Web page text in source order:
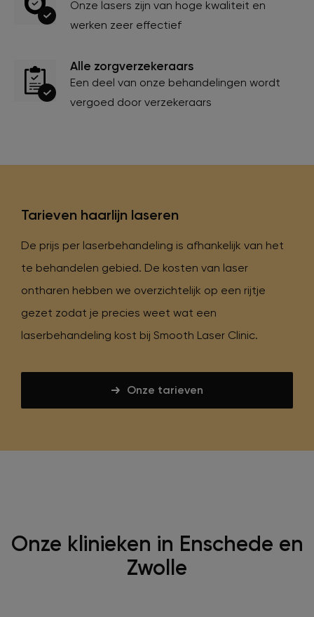
Onze lasers zijn van hoge kwaliteit en
werken zeer effectief
Alle zorgverzekeraars
Een deel van onze behandelingen wordt
vergoed door verzekeraars
Tarieven haarlijn laseren
De prijs per laserbehandeling is afhankelijk van het
te behandelen gebied. De kosten van laser
ontharen hebben we overzichtelijk op een rijtje
gezet zodat je precies weet wat een
laserbehandeling kost bij Smooth Laser Clinic.
Onze tarieven
Onze klinieken in Enschede en
Zwolle